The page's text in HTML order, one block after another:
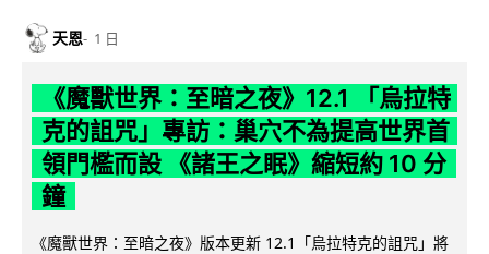
天恩 1 日
《魔獸世界：至暗之夜》12.1 「烏拉特
克的詛咒」專訪：巢穴不為提高世界首
領門檻而設 《諸王之眠》縮短約 10 分
鐘
《魔獸世界：至暗之夜》版本更新 12.1「烏拉特克的詛咒」將